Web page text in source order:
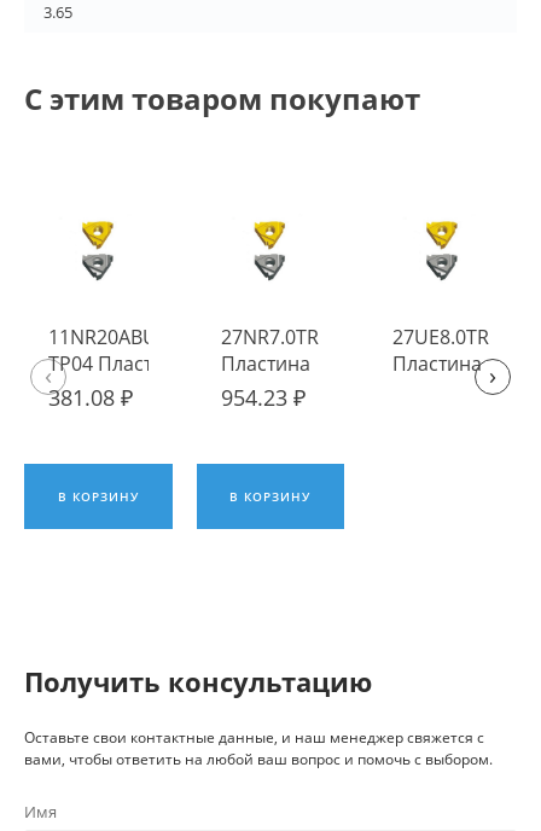
3.65
С этим товаром покупают
11NR20ABUT
TP04 Пластина
твердосплавная
381.08 ₽
В КОРЗИНУ
27NR7.0TR TP04
Пластина
твердосплавная
954.23 ₽
В КОРЗИНУ
27UE8.0TR TP04
Пластина
‹ ›
Получить консультацию
Оставьте свои контактные данные, и наш менеджер свяжется с
вами, чтобы ответить на любой ваш вопрос и помочь с выбором.
Имя